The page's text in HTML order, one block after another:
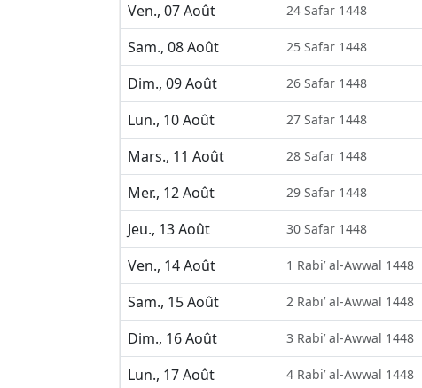
Ven., 07 Août
24 Safar 1448
Sam., 08 Août
25 Safar 1448
Dim., 09 Août
26 Safar 1448
Lun., 10 Août
27 Safar 1448
Mars., 11 Août
28 Safar 1448
Mer., 12 Août
29 Safar 1448
Jeu., 13 Août
30 Safar 1448
Ven., 14 Août
1 Rabi’ al-Awwal 1448
Sam., 15 Août
2 Rabi’ al-Awwal 1448
Dim., 16 Août
3 Rabi’ al-Awwal 1448
Lun., 17 Août
4 Rabi’ al-Awwal 1448